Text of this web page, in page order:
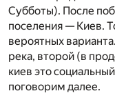
Субботы). После
поселения — Киев.
вероятных
река, второй (в
киев это
поговорим далее.